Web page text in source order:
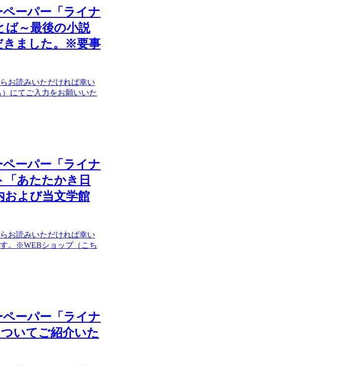
ペーパー「ライナ
ば～最後の小説
きました。※要事
お読みいただければ幸い
にてご入力をお願いいた
ペーパー「ライナ
「あたたかき日
よび当文学館
お読みいただければ幸い
。※WEBショップ（こち
ペーパー「ライナ
いてご紹介いた